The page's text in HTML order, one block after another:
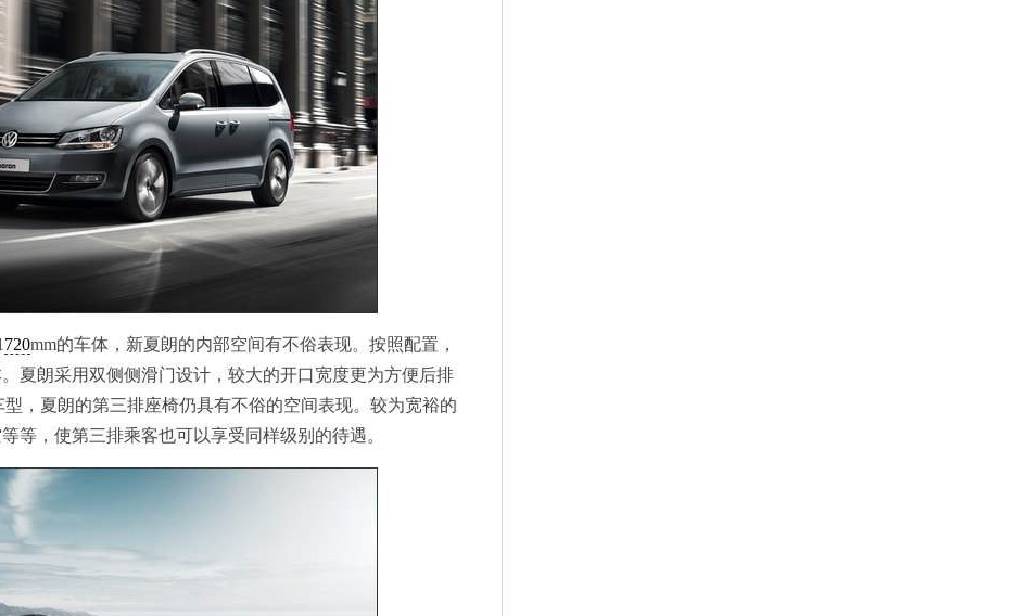
720mm的车体，新夏朗的内部空间有不俗表现。按照配置，
夏朗采用双侧侧滑门设计，较大的开口宽度更为方便后排
，夏朗的第三排座椅仍具有不俗的空间表现。较为宽裕的
等，使第三排乘客也可以享受同样级别的待遇。